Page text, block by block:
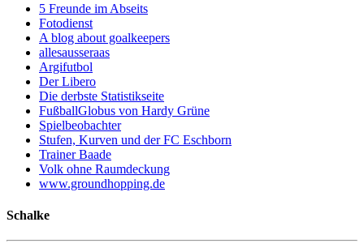
5 Freunde im Abseits
Fotodienst
A blog about goalkeepers
allesausseraas
Argifutbol
Der Libero
Die derbste Statistikseite
FußballGlobus von Hardy Grüne
Spielbeobachter
Stufen, Kurven und der FC Eschborn
Trainer Baade
Volk ohne Raumdeckung
www.groundhopping.de
Schalke